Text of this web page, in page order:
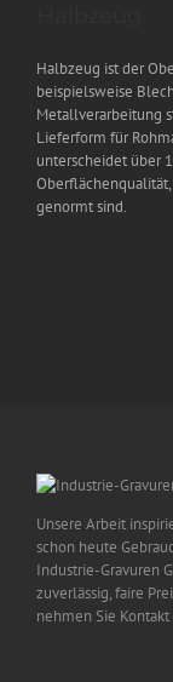
Halbzeug ist der
beispielsweise
Metallverarbeitung
Lieferform für
unterscheidet über
genormt sind.
Unsere Arbeit
schon heute
Industrie-Gravuren
zuverlässig, faire
nehmen Sie